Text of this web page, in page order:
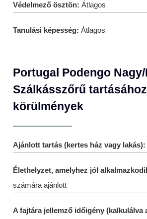
Védelmező ösztön: Átlagos
Tanulási képesség: Átlagos
Portugal Podengo
Szálkásszőrű
körülmények
Ajánlott tartás (kertes ház vagy lakás):
Élethelyzet, amelyhez jól
számára ajánlott
A fajtára jellemző időigény (kalkulálva